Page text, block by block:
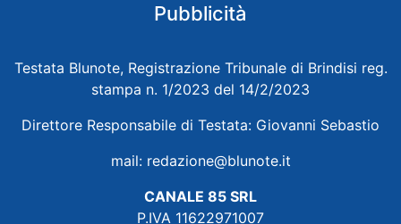
Pubblicità
Testata Blunote, Registrazione Tribunale di Brindisi reg.
stampa n. 1/2023 del 14/2/2023
Direttore Responsabile di Testata: Giovanni Sebastio
mail: redazione@blunote.it
CANALE 85 SRL
P.IVA 11622971007